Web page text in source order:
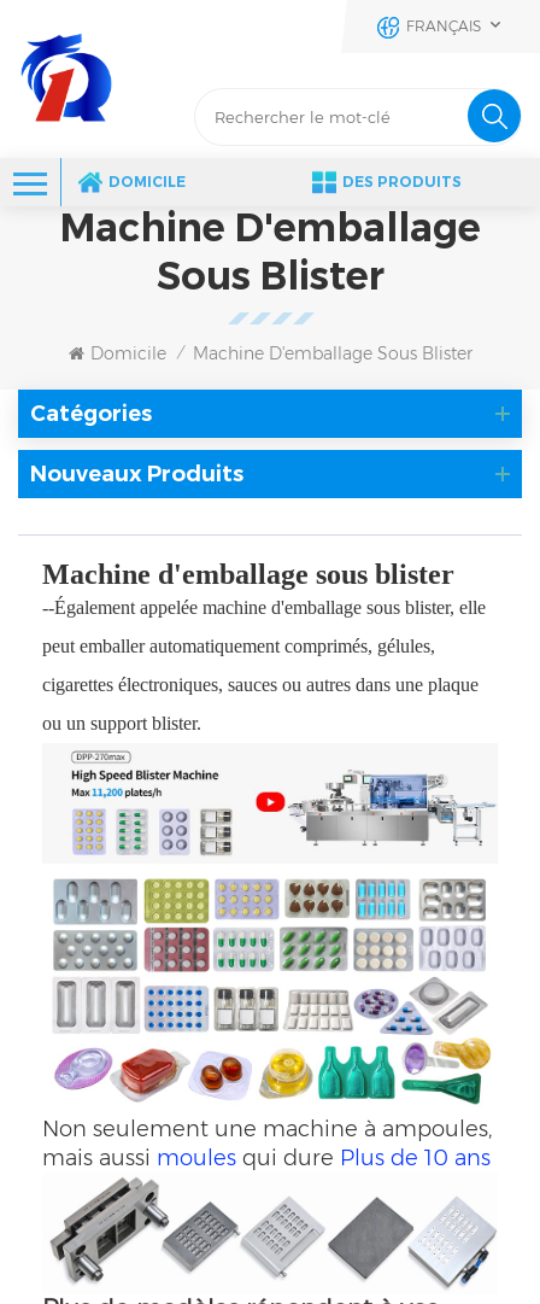
FRANÇAIS
DOMICILE DES PRODUITS
Machine D'emballage
Sous Blister
Domicile / Machine D'emballage Sous Blister
Catégories
Nouveaux Produits
Machine d'emballage sous blister
--Également appelée machine d'emballage sous blister, elle
peut emballer automatiquement comprimés, gélules,
cigarettes électroniques, sauces ou autres dans une plaque
ou un support blister.
Non seulement une machine à ampoules,
mais aussi moules qui dure Plus de 10 ans